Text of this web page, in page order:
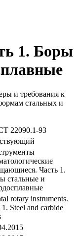
1. Боры
и требования к
стальных и
22090.1-93
Часть 1.
стальные и
rotary instruments.
1. Steel and carbide